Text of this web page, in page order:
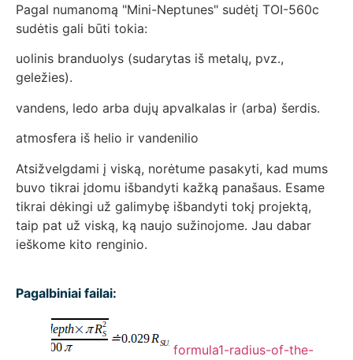
Pagal numanomą "Mini-Neptunes" sudėtį TOI-560c
sudėtis gali būti tokia:
uolinis branduolys (sudarytas iš metalų, pvz.,
geležies).
vandens, ledo arba dujų apvalkalas ir (arba) šerdis.
atmosfera iš helio ir vandenilio
Atsižvelgdami į viską, norėtume pasakyti, kad mums
buvo tikrai įdomu išbandyti kažką panašaus. Esame
tikrai dėkingi už galimybę išbandyti tokį projektą,
taip pat už viską, ką naujo sužinojome. Jau dabar
ieškome kito renginio.
Pagalbiniai failai:
formula1-radius-of-the-